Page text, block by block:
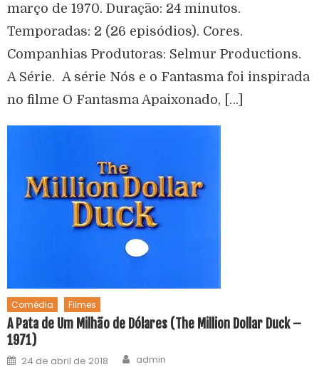
março de 1970. Duração: 24 minutos.
Temporadas: 2 (26 episódios). Cores.
Companhias Produtoras: Selmur Productions.
A Série. A série Nós e o Fantasma foi inspirada
no filme O Fantasma Apaixonado, […]
Comédia Filmes
A Pata de Um Milhão de Dólares (The Million Dollar Duck –
1971)
24 de abril de 2018 admin